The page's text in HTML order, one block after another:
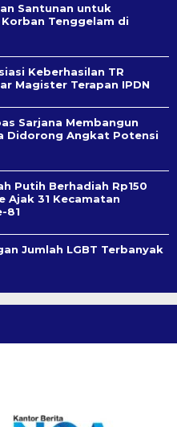
Santunan untuk
Tenggelam di
Keberhasilan TR
Magister Terapan IPDN
Sarjana Membangun
Didorong Angkat Potensi
Putih Berhadiah Rp150
Ajak 31 Kecamatan
81
Jumlah LGBT Terbanyak